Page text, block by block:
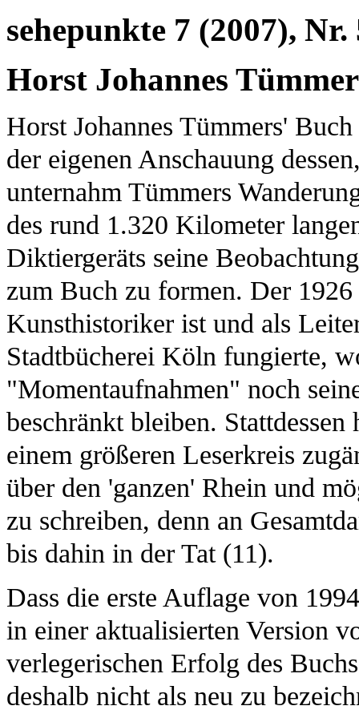
sehepunkte 7 (2007), Nr.
Horst Johannes
Horst Johannes Tümmers'
der eigenen Anschauung
unternahm Tümmers
des rund 1.320 Kilometer
Diktiergeräts seine
zum Buch zu formen. Der 1926
Kunsthistoriker ist und als
Stadtbücherei Köln fungierte,
"Momentaufnahmen" noch
beschränkt bleiben.
einem größeren Leserkreis
über den 'ganzen' Rhein und
zu schreiben, denn an
bis dahin in der Tat (11).
Dass die erste Auflage von
in einer aktualisierten Version
verlegerischen Erfolg des
deshalb nicht als neu zu